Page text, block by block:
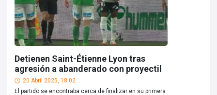
Detienen Saint-Étienne Lyon tras
agresión a abanderado con proyectil
20 Abril 2025, 18:02
El partido se encontraba cerca de finalizar en su primera